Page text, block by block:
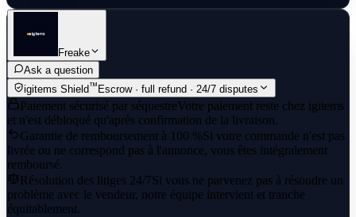
Freake
Ask a question
igitems Shield™ Escrow · full refund · 24/7 disputes
Paiement sécurisé par séquestreVotre paiement reste chez igitems
et n'est débloqué qu'après confirmation de la livraison.
Garantie de remboursement à 100 %Si votre commande n'est pas
livrée ou ne correspond pas à l'annonce, vous êtes intégralement
remboursé.
Résolution des litiges 24/7Si vous ne parvenez pas à résoudre un
problème avec le vendeur, notre équipe intervient et tranche
équitablement.